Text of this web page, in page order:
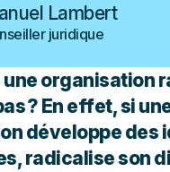
Lambert
juridique
organisation
? En effet, si
développe des
radicalise son